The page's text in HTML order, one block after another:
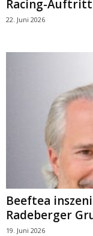
Racing-
22. Juni 2026
Beeftea
Radeberger
19. Juni 2026